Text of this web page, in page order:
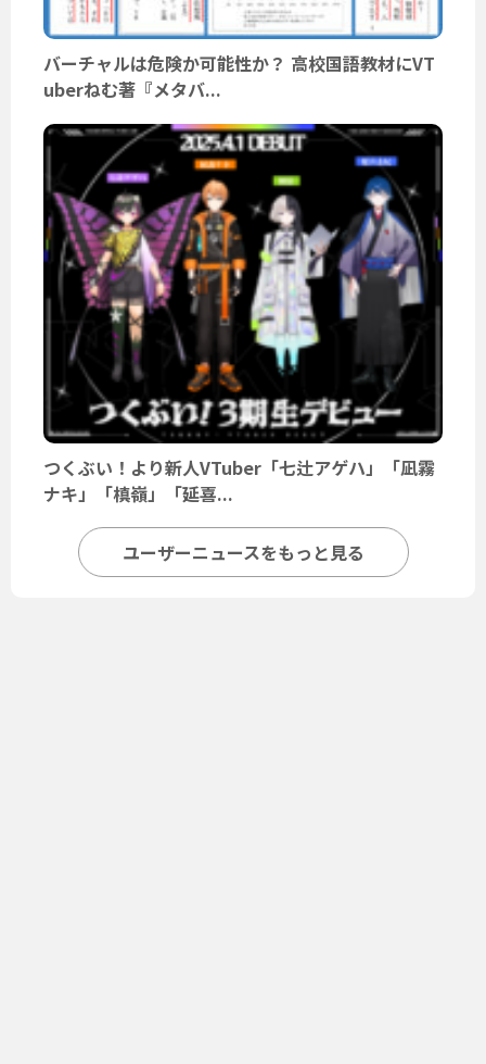
バーチャルは危険か可能性か？ 高校国語教材にVT
uberねむ著『メタバ...
つくぶい！より新人VTuber「七辻アゲハ」「凪霧
ナキ」「槙嶺」「延喜...
ユーザーニュースをもっと見る